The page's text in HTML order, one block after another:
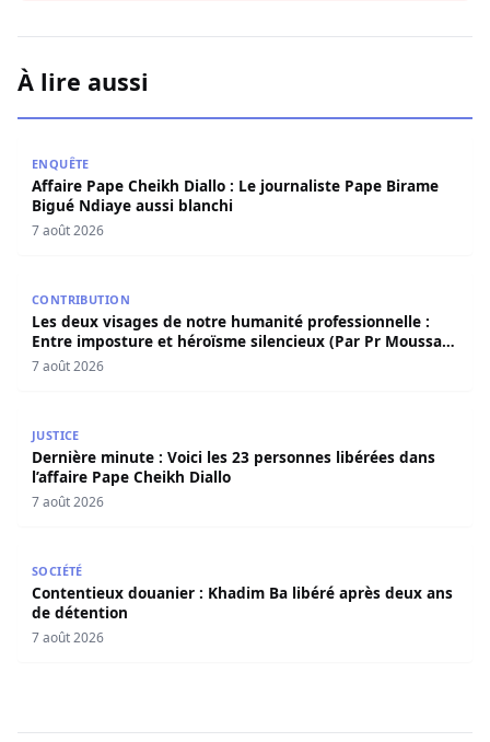
À lire aussi
ENQUÊTE
Affaire Pape Cheikh Diallo : Le journaliste Pape Birame
Bigué Ndiaye aussi blanchi
7 août 2026
CONTRIBUTION
Les deux visages de notre humanité professionnelle :
Entre imposture et héroïsme silencieux (Par Pr Moussa
Seydi)
7 août 2026
JUSTICE
Dernière minute : Voici les 23 personnes libérées dans
l’affaire Pape Cheikh Diallo
7 août 2026
SOCIÉTÉ
Contentieux douanier : Khadim Ba libéré après deux ans
de détention
7 août 2026